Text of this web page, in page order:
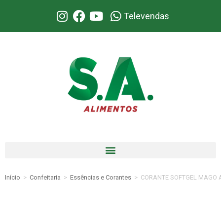
Televendas
Início > Confeitaria > Essências e Corantes > CORANTE SOFTGEL MAGO